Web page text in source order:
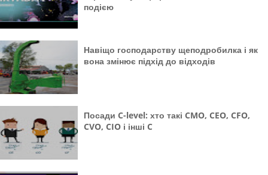
подією
Навіщо господарству щеподробилка і як
вона змінює підхід до відходів
Посади C-level: хто такі CMO, CEO, CFO,
CVO, CIO і інші C